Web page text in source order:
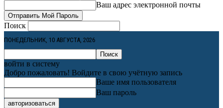
Ваш адрес электронной почты
Поиск
ПОНЕДЕЛЬНИК, 10 АВГУСТА, 2026
войти в систему
Добро пожаловать! Войдите в свою учётную запись
Ваше имя пользователя
Ваш пароль